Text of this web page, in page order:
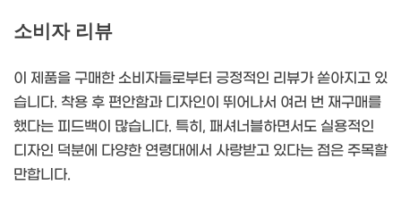
소비자 리뷰
이 제품을 구매한 소비자들로부터 긍정적인 리뷰가 쏟아지고 있
습니다. 착용 후 편안함과 디자인이 뛰어나서 여러 번 재구매를
했다는 피드백이 많습니다. 특히, 패셔너블하면서도 실용적인
디자인 덕분에 다양한 연령대에서 사랑받고 있다는 점은 주목할
만합니다.